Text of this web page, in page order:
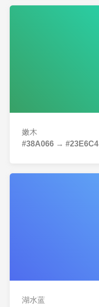
嫩木
#38A066 → #23E6C4
湖水蓝